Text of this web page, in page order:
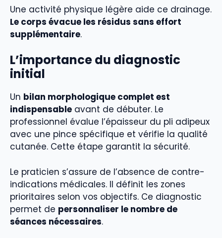
Une activité physique légère aide ce drainage.
Le corps évacue les résidus sans effort
supplémentaire.
L’importance du diagnostic
initial
Un bilan morphologique complet est
indispensable avant de débuter. Le
professionnel évalue l’épaisseur du pli adipeux
avec une pince spécifique et vérifie la qualité
cutanée. Cette étape garantit la sécurité.
Le praticien s’assure de l’absence de contre-
indications médicales. Il définit les zones
prioritaires selon vos objectifs. Ce diagnostic
permet de personnaliser le nombre de
séances nécessaires.